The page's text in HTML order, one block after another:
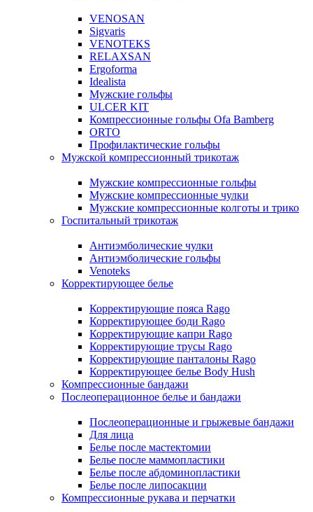
VENOSAN
Sigvaris
VENOTEKS
RELAXSAN
Ergoforma
Idealista
Мужские гольфы
ULCER KIT
Компрессионные гольфы Ofa Bamberg
ORTO
Профилактические гольфы
Мужской компрессионный трикотаж
Мужские компрессионные гольфы
Мужские компрессионные чулки
Мужские компрессионные колготы и трико
Госпитальный трикотаж
Антиэмболические чулки
Антиэмболические гольфы
Venoteks
Корректирующее белье
Корректирующие пояса Rago
Корректирующее боди Rago
Корректирующие капри Rago
Корректирующие трусы Rago
Корректирующие панталоны Rago
Корректирующее белье Body Hush
Компрессионные бандажи
Послеоперационное белье и бандажи
Послеоперационные и грыжевые бандажи
Для лица
Белье после мастектомии
Белье после маммопластики
Белье после абдоминопластики
Белье после липосакции
Компрессионные рукава и перчатки